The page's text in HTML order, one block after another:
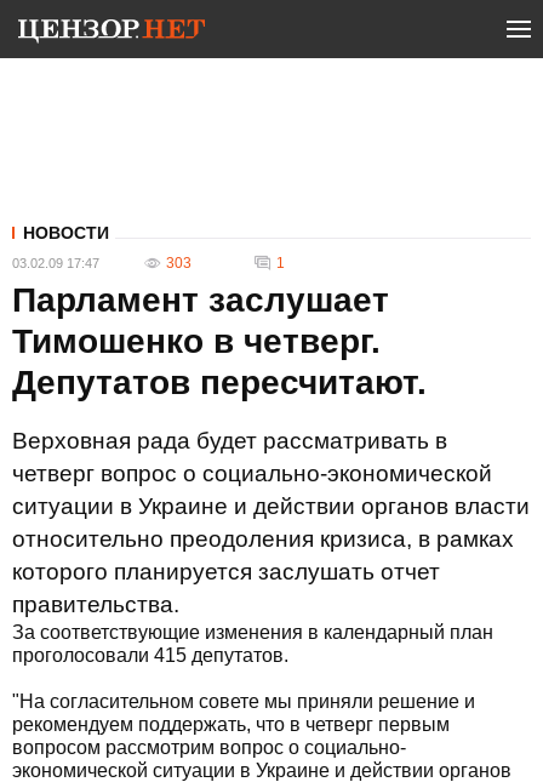
НОВОСТИ
03.02.09 17:47 303 1
Парламент заслушает
Тимошенко в четверг.
Депутатов пересчитают.
Верховная рада будет рассматривать в
четверг вопрос о социально-экономической
ситуации в Украине и действии органов власти
относительно преодоления кризиса, в рамках
которого планируется заслушать отчет
правительства.
За соответствующие изменения в календарный план
проголосовали 415 депутатов.
"На согласительном совете мы приняли решение и
рекомендуем поддержать, что в четверг первым
вопросом рассмотрим вопрос о социально-
экономической ситуации в Украине и действии органов